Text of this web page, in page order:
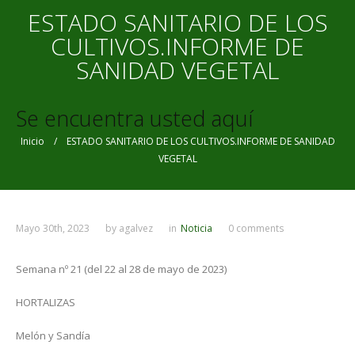
ESTADO SANITARIO DE LOS
CULTIVOS.INFORME DE
SANIDAD VEGETAL
Se encuentra usted aquí
Inicio / ESTADO SANITARIO DE LOS CULTIVOS.INFORME DE SANIDAD
VEGETAL
Mayo 30th, 2023 by agalvez in Noticia 0 comments
Semana nº 21 (del 22 al 28 de mayo de 2023)
HORTALIZAS
Melón y Sandía